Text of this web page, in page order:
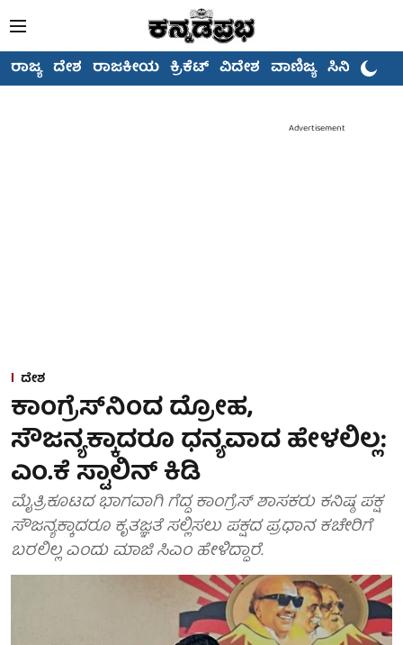
ರಾಜ್ಯ ದೇಶ ರಾಜಕೀಯ ಕ್ರಿಕೆಟ್ ವಿದೇಶ ವಾಣಿಜ್ಯ ಸಿನಿಮಾ
Advertisement
ದೇಶ
ಕಾಂಗ್ರೆಸ್‌ನಿಂದ ದ್ರೋಹ,
ಸೌಜನ್ಯಕ್ಕಾದರೂ ಧನ್ಯವಾದ ಹೇಳಲಿಲ್ಲ:
ಎಂ.ಕೆ ಸ್ಟಾಲಿನ್ ಕಿಡಿ
ಮೈತ್ರಿಕೂಟದ ಭಾಗವಾಗಿ ಗೆದ್ದ ಕಾಂಗ್ರೆಸ್ ಶಾಸಕರು ಕನಿಷ್ಠ ಪಕ್ಷ
ಸೌಜನ್ಯಕ್ಕಾದರೂ ಕೃತಜ್ಞತೆ ಸಲ್ಲಿಸಲು ಪಕ್ಷದ ಪ್ರಧಾನ ಕಚೇರಿಗೆ
ಬರಲಿಲ್ಲ ಎಂದು ಮಾಜಿ ಸಿಎಂ ಹೇಳಿದ್ದಾರೆ.